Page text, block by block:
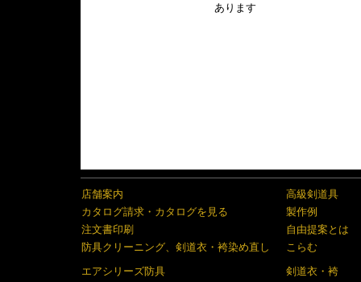
あります
店舗案内
高級剣道具
カタログ請求・カタログを見る
製作例
注文書印刷
自由提案とは
防具クリーニング、剣道衣・袴染め直し
こらむ
エアシリーズ防具
剣道衣・袴